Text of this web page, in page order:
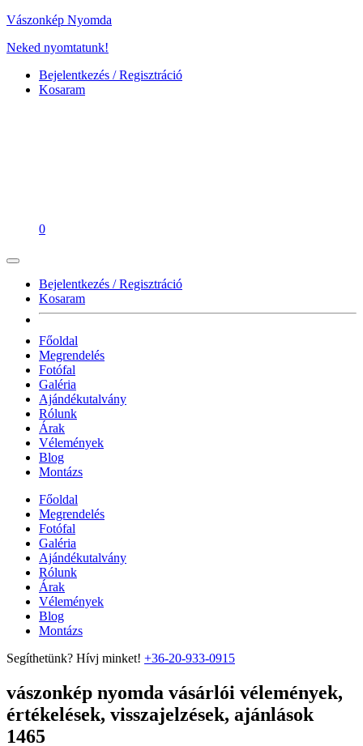
Vászonkép Nyomda
Neked nyomtatunk!
Bejelentkezés / Regisztráció
Kosaram
0
Bejelentkezés / Regisztráció
Kosaram
Főoldal
Megrendelés
Fotófal
Galéria
Ajándékutalvány
Rólunk
Árak
Vélemények
Blog
Montázs
Főoldal
Megrendelés
Fotófal
Galéria
Ajándékutalvány
Rólunk
Árak
Vélemények
Blog
Montázs
Segíthetünk? Hívj minket! +36-20-933-0915
vászonkép nyomda vásárlói vélemények,
értékelések, visszajelzések, ajánlások
1465